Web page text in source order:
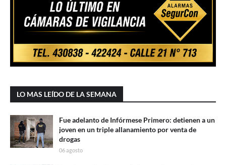
LO MAS LEÍDO DE LA SEMANA
Fue adelanto de Infórmese Primero: detienen a un
joven en un triple allanamiento por venta de
drogas
06 agosto